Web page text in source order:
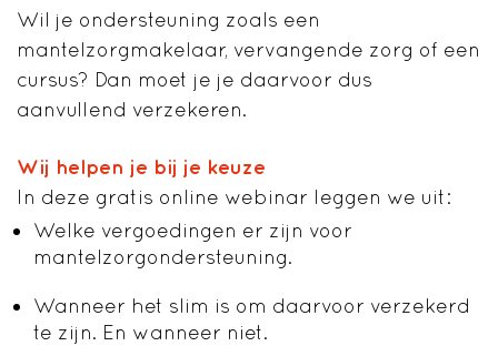
Wil je ondersteuning zoals een
mantelzorgmakelaar, vervangende zorg of een
cursus? Dan moet je je daarvoor dus
aanvullend verzekeren.
Wij helpen je bij je keuze
In deze gratis online webinar leggen we uit:
Welke vergoedingen er zijn voor
mantelzorgondersteuning.
Wanneer het slim is om daarvoor verzekerd
te zijn. En wanneer niet.